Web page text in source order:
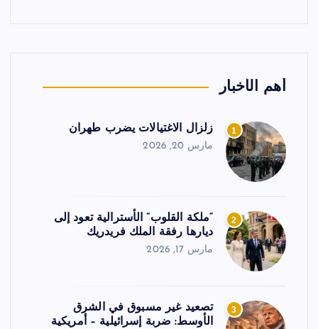
أهم الأخبار
1 زلزال الاغتيالات يضرب طهران
مارس 20, 2026
2
“ملكة القلوب” الأسترالية تعود إلى
ديارها رفقة الملك فريدريك
مارس 17, 2026
3
تصعيد غير مسبوق في الشرق
الأوسط: ضربة إسرائيلية – أمريكية